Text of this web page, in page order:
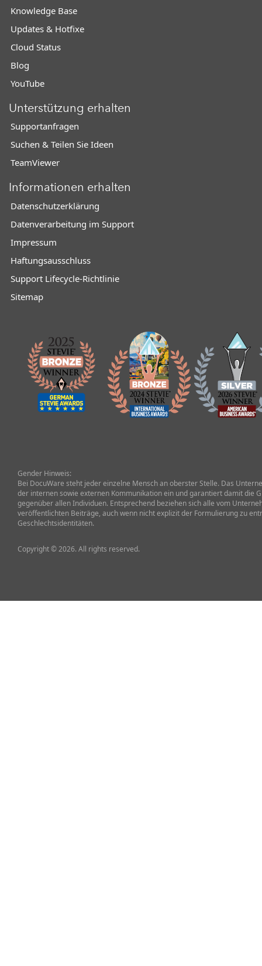
Knowledge Base
Updates & Hotfixe
Cloud Status
Blog
YouTube
Unterstützung erhalten
Supportanfragen
Suchen & Teilen Sie Ideen
TeamViewer
Informationen erhalten
Datenschutzerklärung
Datenverarbeitung im Support
Impressum
Haftungsausschluss
Support Lifecycle-Richtlinie
Sitemap
Gender Hinweis:
Bei DocuWare steht jeder einzelne Mensch an oberster Stelle. Das
der internen sowie externen Kommunikation ein und garantiert damit die
gegenüber allen Individuen. Entsprechend beziehen sich alle vom
veröffentlichten Beiträge, auch wenn nicht explizit der Formulierung zu
Geschlechtsidentitäten.
Copyright © 2026. All rights reserved.